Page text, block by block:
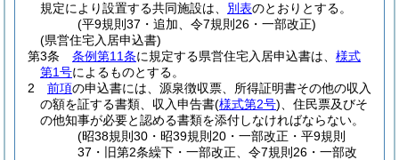
規定により設置する共同施設は、 別表のとおりとする。
(平9規則37・追加、令7規則26・一部改正)
(県営住宅入居申込書)
第3条
条例第11条に規定する県営住宅入居申込書は、 様式
第1号によるものとする。
2
前項の申込書には、源泉徴収票、所得証明書その他の収入
の額を証する書類、収入申告書(様式第2号) 、住民票及びそ
の他知事が必要と認める書類を添付しなければならない。
(昭38規則30・昭39規則20・一部改正・平9規則
37・旧第2条繰下・一部改正、令7規則26・一部改